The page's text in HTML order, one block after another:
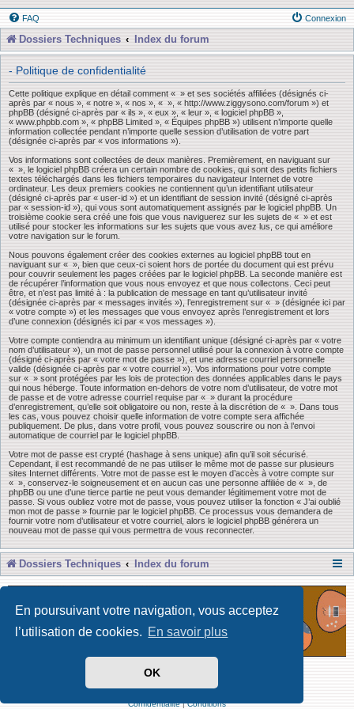
En poursuivant votre navigation, vous acceptez
l’utilisation de cookies. En savoir plus
OK
FAQ Connexion
Dossiers Techniques Index du forum
- Politique de confidentialité
Cette politique explique en détail comment « » et ses sociétés affiliées (désignés ci-
après par « nous », « notre », « nos », « », « http://www.ziggysono.com/forum ») et
phpBB (désigné ci-après par « ils », « eux », « leur », « logiciel phpBB »,
« www.phpbb.com », « phpBB Limited », « Équipes phpBB ») utilisent n’importe quelle
information collectée pendant n’importe quelle session d’utilisation de votre part
(désignée ci-après par « vos informations »).
Vos informations sont collectées de deux manières. Premièrement, en naviguant sur
« », le logiciel phpBB créera un certain nombre de cookies, qui sont des petits fichiers
textes téléchargés dans les fichiers temporaires du navigateur Internet de votre
ordinateur. Les deux premiers cookies ne contiennent qu’un identifiant utilisateur
(désigné ci-après par « user-id ») et un identifiant de session invité (désigné ci-après
par « session-id »), qui vous sont automatiquement assignés par le logiciel phpBB. Un
troisième cookie sera créé une fois que vous naviguerez sur les sujets de « » et est
utilisé pour stocker les informations sur les sujets que vous avez lus, ce qui améliore
votre navigation sur le forum.
Nous pouvons également créer des cookies externes au logiciel phpBB tout en
naviguant sur « », bien que ceux-ci soient hors de portée du document qui est prévu
pour couvrir seulement les pages créées par le logiciel phpBB. La seconde manière est
de récupérer l’information que vous nous envoyez et que nous collectons. Ceci peut
être, et n’est pas limité à : la publication de message en tant qu’utilisateur invité
(désignée ci-après par « messages invités »), l’enregistrement sur « » (désignée ici par
« votre compte ») et les messages que vous envoyez après l’enregistrement et lors
d’une connexion (désignés ici par « vos messages »).
Votre compte contiendra au minimum un identifiant unique (désigné ci-après par « votre
nom d’utilisateur »), un mot de passe personnel utilisé pour la connexion à votre compte
(désigné ci-après par « votre mot de passe »), et une adresse courriel personnelle
valide (désignée ci-après par « votre courriel »). Vos informations pour votre compte
sur « » sont protégées par les lois de protection des données applicables dans le pays
qui nous héberge. Toute information en-dehors de votre nom d’utilisateur, de votre mot
de passe et de votre adresse courriel requise par « » durant la procédure
d’enregistrement, qu’elle soit obligatoire ou non, reste à la discrétion de « ». Dans tous
les cas, vous pouvez choisir quelle information de votre compte sera affichée
publiquement. De plus, dans votre profil, vous pouvez souscrire ou non à l’envoi
automatique de courriel par le logiciel phpBB.
Votre mot de passe est crypté (hashage à sens unique) afin qu’il soit sécurisé.
Cependant, il est recommandé de ne pas utiliser le même mot de passe sur plusieurs
sites Internet différents. Votre mot de passe est le moyen d’accès à votre compte sur
« », conservez-le soigneusement et en aucun cas une personne affiliée de « », de
phpBB ou une d’une tierce partie ne peut vous demander légitimement votre mot de
passe. Si vous oubliez votre mot de passe, vous pouvez utiliser la fonction « J’ai oublié
mon mot de passe » fournie par le logiciel phpBB. Ce processus vous demandera de
fournir votre nom d’utilisateur et votre courriel, alors le logiciel phpBB générera un
nouveau mot de passe qui vous permettra de vous reconnecter.
Dossiers Techniques Index du forum
Développé par Forum Software © phpBB Limited
Traduit par phpBB-fr
Confidentialité|Conditions